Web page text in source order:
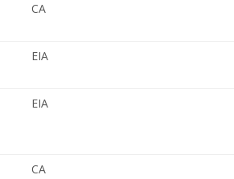
CA
EIA
EIA
CA